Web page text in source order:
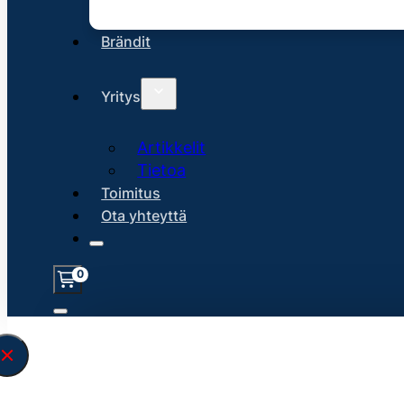
Brändit
Yritys
Artikkelit
Tietoa
Toimitus
Ota yhteyttä
0